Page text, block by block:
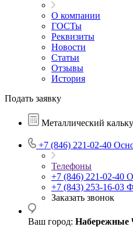
О компании
ГОСТы
Реквизиты
Новости
Статьи
Отзывы
История
Подать заявку
Металлический
+7 (846) 221-02-40
Телефоны
+7 (846) 221-02-40
+7 (843) 253-16-03
Заказать звонок
Ваш город: Набережные